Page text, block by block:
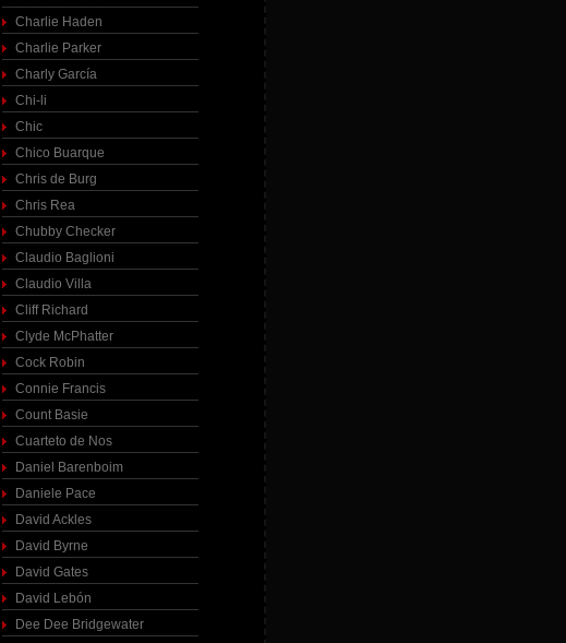
Charlie Haden
Charlie Parker
Charly García
Chi-li
Chic
Chico Buarque
Chris de Burg
Chris Rea
Chubby Checker
Claudio Baglioni
Claudio Villa
Cliff Richard
Clyde McPhatter
Cock Robin
Connie Francis
Count Basie
Cuarteto de Nos
Daniel Barenboim
Daniele Pace
David Ackles
David Byrne
David Gates
David Lebón
Dee Dee Bridgewater